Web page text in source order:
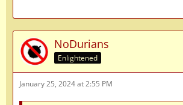
NoDurians
Enlightened
January 25, 2024 at 2:55 PM